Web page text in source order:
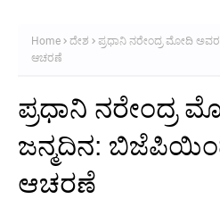
Home ದೇಶ
ಪ್ರಧಾನಿ ನರೇಂದ್ರ ಮೋದಿ
ಆಚರಣೆ
ಪ್ರಧಾನಿ ನರೇಂದ್ರ
ಜನ್ಮದಿನ:
ಆಚರಣೆ